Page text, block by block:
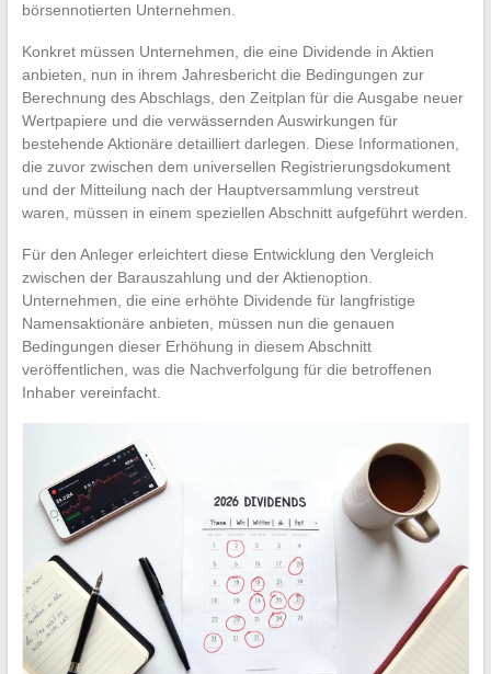
börsennotierten Unternehmen.
Konkret müssen Unternehmen, die eine Dividende in Aktien
anbieten, nun in ihrem Jahresbericht die Bedingungen zur
Berechnung des Abschlags, den Zeitplan für die Ausgabe neuer
Wertpapiere und die verwässernden Auswirkungen für
bestehende Aktionäre detailliert darlegen. Diese Informationen,
die zuvor zwischen dem universellen Registrierungsdokument
und der Mitteilung nach der Hauptversammlung verstreut
waren, müssen in einem speziellen Abschnitt aufgeführt werden.
Für den Anleger erleichtert diese Entwicklung den Vergleich
zwischen der Barauszahlung und der Aktienoption.
Unternehmen, die eine erhöhte Dividende für langfristige
Namensaktionäre anbieten, müssen nun die genauen
Bedingungen dieser Erhöhung in diesem Abschnitt
veröffentlichen, was die Nachverfolgung für die betroffenen
Inhaber vereinfacht.